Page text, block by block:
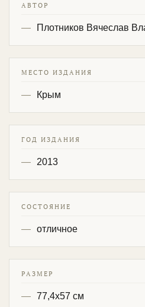
АВТОР
Плотников Вячеслав
МЕСТО ИЗДАНИЯ
Крым
ГОД ИЗДАНИЯ
2013
СОСТОЯНИЕ
отличное
РАЗМЕР
77,4х57 см